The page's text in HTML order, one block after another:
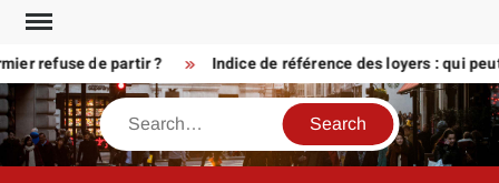
Skip
contentrefuse de partir ? Indice de référence des loyers : qui
Search